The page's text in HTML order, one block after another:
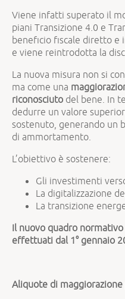
Viene infatti superato il
piani Transizione 4.0 e
beneficio fiscale diretto
e viene reintrodotta la
La nuova misura non si
ma come una
riconosciuto del bene. In
dedurre un valore
sostenuto, generando un
di ammortamento.
L’obiettivo è sostenere:
Gli investimenti
La digitalizzazione
La transizione
Il nuovo quadro
effettuati dal 1° gennaio
Aliquote di